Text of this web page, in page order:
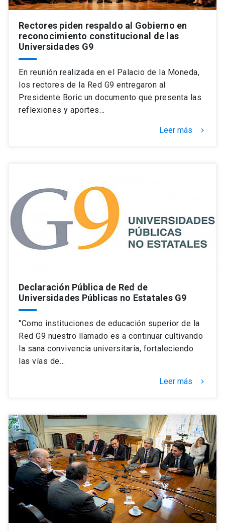
Rectores piden respaldo al Gobierno en
reconocimiento constitucional de las
Universidades G9
En reunión realizada en el Palacio de la Moneda,
los rectores de la Red G9 entregaron al
Presidente Boric un documento que presenta las
reflexiones y aportes…
Leer más keyboard_arrow_right
Declaración Pública de Red de
Universidades Públicas no Estatales G9
"Como instituciones de educación superior de la
Red G9 nuestro llamado es a continuar cultivando
la sana convivencia universitaria, fortaleciendo
las vías de…
Leer más keyboard_arrow_right